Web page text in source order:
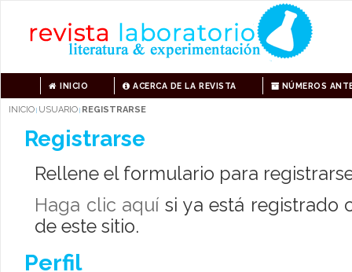
INICIO ACERCA DE LA REVISTA NÚMEROS
INICIO | USUARIO | REGISTRARSE
Registrarse
Rellene el formulario para
Haga clic aquí si ya está registrado
de este sitio.
Perfil